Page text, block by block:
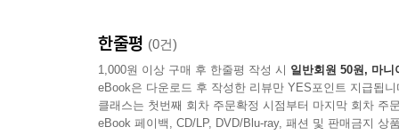
한줄평 (0건)
1,000원 이상 구매 후 한줄평 작성 시 일반회원 50원, 마니
eBook은 다운로드 후 작성한 리뷰만 YES포인트 지급됩니
클래스는 첫번째 회차 주문확정 시점부터 마지막 회차 주
eBook 페이백, CD/LP, DVD/Blu-ray, 패션 및 판매금지 상